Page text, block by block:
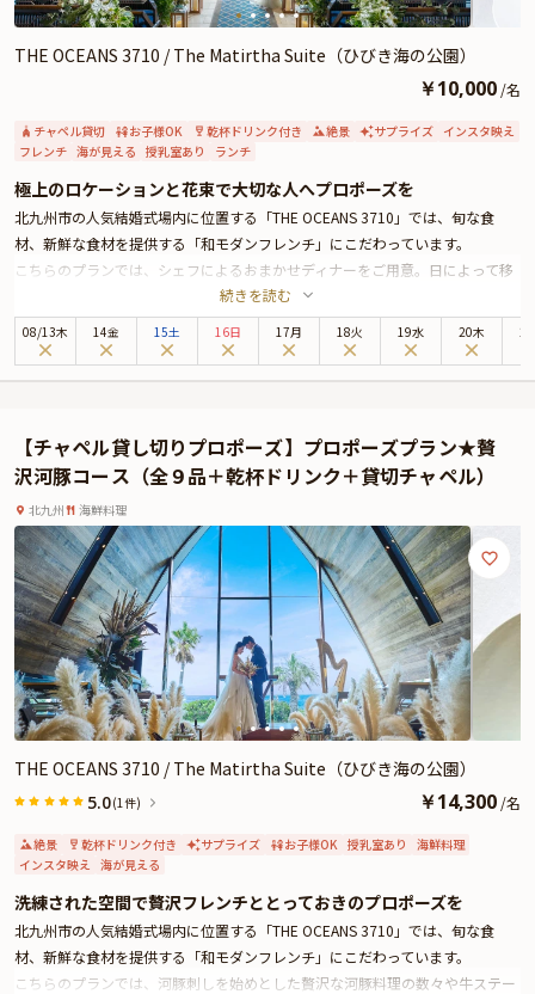
THE OCEANS 3710 / The Matirtha Suite（ひびき海の公園）
￥10,000 /名
チャペル貸切 お子様OK 乾杯ドリンク付き 絶景 サプライズ インスタ映え
フレンチ 海が見える 授乳室あり ランチ
極上のロケーションと花束で大切な人へプロポーズを
北九州市の人気結婚式場内に位置する「THE OCEANS 3710」では、旬な食
材、新鮮な食材を提供する「和モダンフレンチ」にこだわっています。
こちらのプランでは、シェフによるおまかせディナーをご用意。日によって移
り変わるメニューはご来店いただいたその日だからこそ味わえるものばかり。
さらに、乾杯ドリンク、花束、貸切チャペルのご用意もあり、最初から最後ま
でサプライズ満載のプロポーズ体験をお約束します。
ご予約～当日まで専属のプランナーが一緒にお手伝いをさせて頂きます。お客
様のご要望に合わせて柔軟に対応させて頂きますので、ご要望がございました
らご相談ください。
大切な方への一生に一度のプロポーズは特別おまかせメニューで、お二人だけ
の素敵な時間をお過ごしください。
続きを読む
08/13木 14金 15土 16日 17月 18火 19水 20木
【チャペル貸し切りプロポーズ】プロポーズプラン★贅
沢河豚コース（全９品＋乾杯ドリンク＋貸切チャペル）
北九州 海鮮料理
THE OCEANS 3710 / The Matirtha Suite（ひびき海の公園）
5.0(1件) ￥14,300 /名
絶景 乾杯ドリンク付き サプライズ お子様OK 授乳室あり
海鮮料理
インスタ映え 海が見える
洗練された空間で贅沢フレンチととっておきのプロポーズを
北九州市の人気結婚式場内に位置する「THE OCEANS 3710」では、旬な食
材、新鮮な食材を提供する「和モダンフレンチ」にこだわっています。
こちらのプランでは、河豚刺しを始めとした贅沢な河豚料理の数々や牛ステー